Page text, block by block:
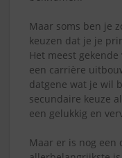
Maar soms ben je
keuzen dat je je
Het meest
een carrière
datgene wat je wil
secundaire keuze
een gelukkig en
Maar er is nog een